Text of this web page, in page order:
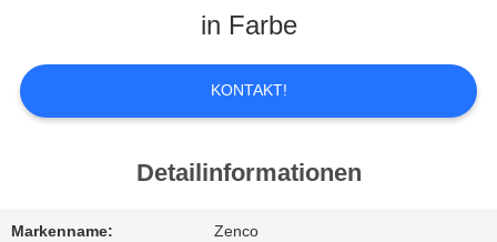
UNS
WERKSBESICHTIGUNG
in Farbe
KONTAKT!
Detailinformationen
Markenname: Zenco